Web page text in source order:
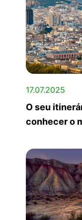
17.07.2025
O seu
conhecer o